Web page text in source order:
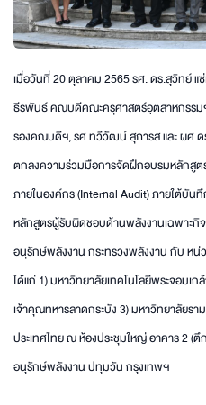
เมื่อวันที่ 20 ตุลาคม 2565 รศ. ดร.สุวิทย์
ธีรพันธ์ คณบดีคณะครุศาสตร์อุตสาหกรรม
รองคณบดีฯ, รศ.ทวีวัฒน์ สุภารส และ ผศ
ตกลงความร่วมมือการจัดฝึกอบรมหลักสูต
ภายในองค์กร (Internal Audit) ภายใต้บั
หลักสูตรผู้รับผิดชอบด้านพลังงานเฉพาะกิ
อนุรักษ์พลังงาน กระทรวงพลังงาน กับ หน่
ได้แก่ 1) มหาวิทยาลัยเทคโนโลยีพระจอมเ
เจ้าคุณทหารลาดกระบัง 3) มหาวิทยาลัยร
ประเทศไทย ณ ห้องประชุมใหญ่ อาคาร 2
อนุรักษ์พลังงาน ปทุมวัน กรุงเทพฯ